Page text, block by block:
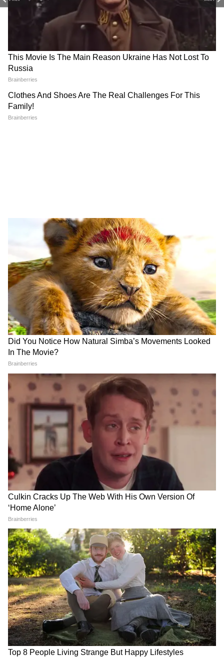
राम मंदिर चंदा चोरी, छात्र प्रदर्शन पर
विपक्ष का हंगामा, शाह से मांगा
टैक्स बंटवारे पर तमिलनाडु सरकार
आरोपी बनेगा सरकारी गवाह, कोर्ट में
कैद हुआ खौफनाक सच! आर्मी कैप्टन
की पत्नी का शव मां-बेटे ने कैसे
छिपाया?
LATEST VIDEOS
Rahul Gandhi से मिलीं CJP Protest में
लाठी खाने वाली Muskaan, Delhi Police से
दाग दिया ये सवाल!
CJP के अंदर हो गई कलह, Abhijeet Dipke
के ही खिलाफ हो गए कई लोग!